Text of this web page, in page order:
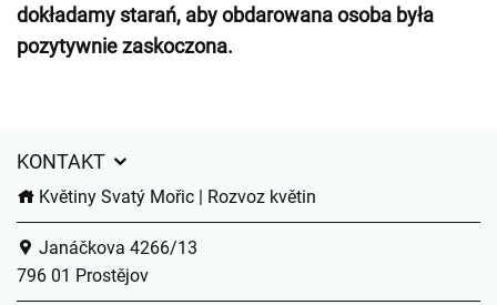
dokładamy starań, aby obdarowana osoba była
pozytywnie zaskoczona.
KONTAKT
Květiny Svatý Mořic | Rozvoz květin
Janáčkova 4266/13
796 01 Prostějov